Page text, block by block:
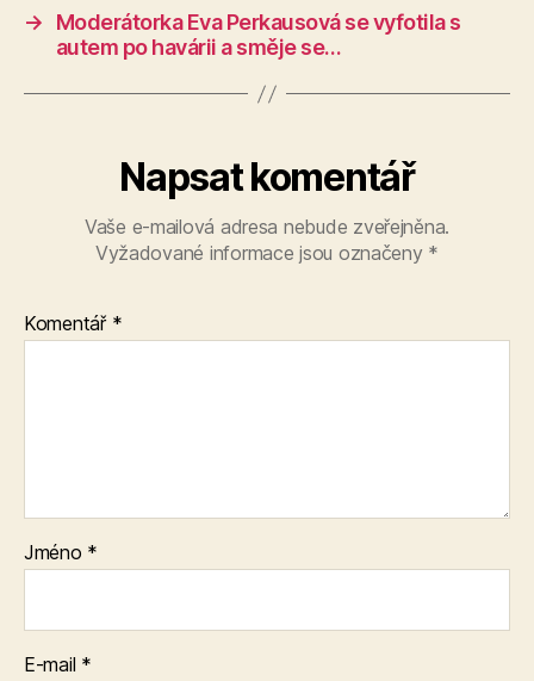
→
Moderátorka Eva Perkausová se vyfotila s
autem po havárii a směje se…
Napsat komentář
Vaše e-mailová adresa nebude zveřejněna.
Vyžadované informace jsou označeny *
Komentář *
Jméno *
E-mail *